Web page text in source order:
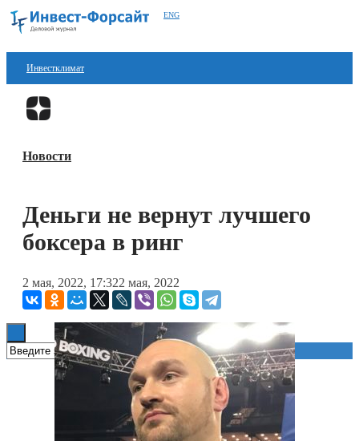
ENG
Инвестклимат
Финансы
Блокчейн
Технологии
Книги
Новости
Деньги не вернут лучшего
боксера в ринг
2 мая, 2022, 17:322 мая, 2022